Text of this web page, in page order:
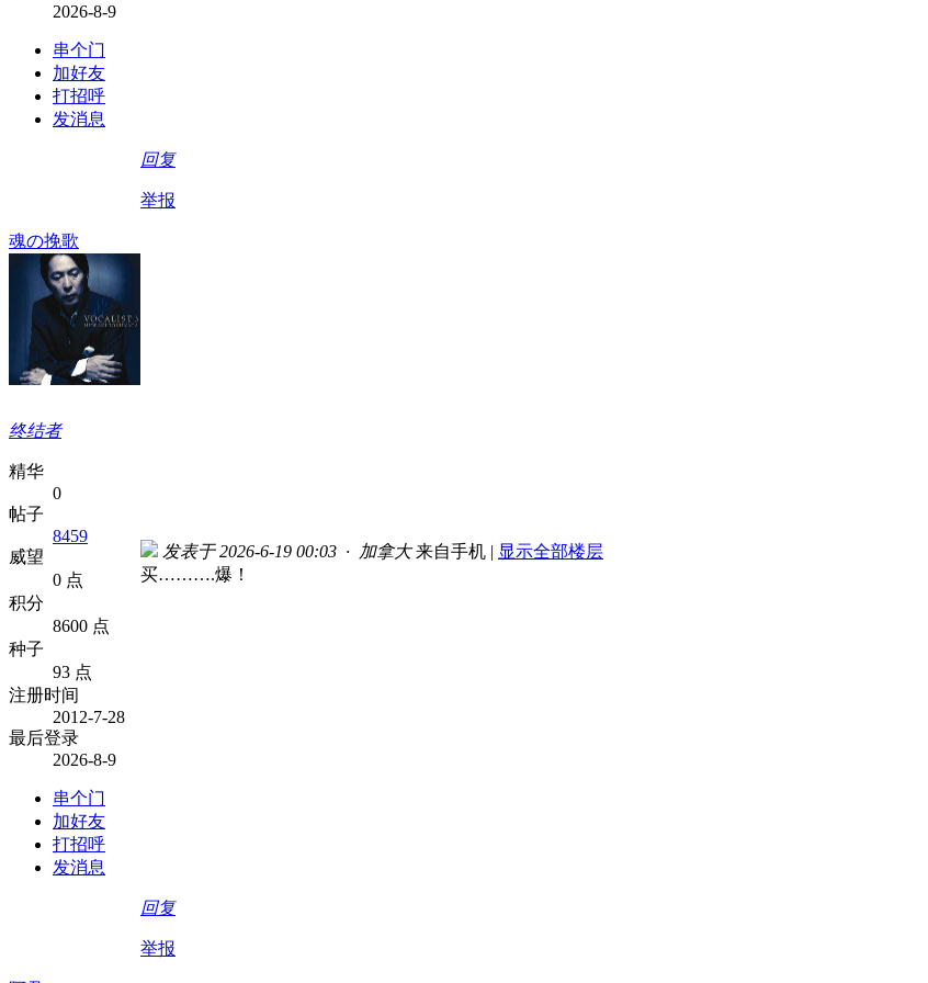
2026-8-9
串个门
加好友
打招呼
发消息
回复
举报
魂の挽歌
终结者
精华
0
帖子
8459
威望
0 点
积分
8600 点
种子
93 点
注册时间
2012-7-28
最后登录
2026-8-9
串个门
加好友
打招呼
发消息
发表于 2026-6-19 00:03 · 加拿大 来自手机 | 显示全部楼层
买……….爆！
回复
举报